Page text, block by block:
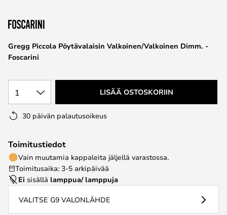
of
the
images
gallery
Gregg Piccola Pöytävalaisin Valkoinen/Valkoinen Dimm. -
Foscarini
1 LISÄÄ OSTOSKORIIN
30 päivän palautusoikeus
Toimitustiedot
Vain muutamia kappaleita jäljellä varastossa.
Toimitusaika: 3-5 arkipäivää
Ei sisällä lamppua/ lamppuja
VALITSE G9 VALONLÄHDE